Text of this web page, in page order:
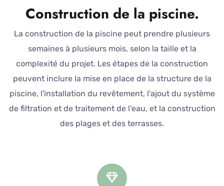
Construction de la piscine.
La construction de la piscine peut prendre plusieurs
semaines à plusieurs mois, selon la taille et la
complexité du projet. Les étapes de la construction
peuvent inclure la mise en place de la structure de la
piscine, l'installation du revêtement, l'ajout du système
de filtration et de traitement de l'eau, et la construction
des plages et des terrasses.